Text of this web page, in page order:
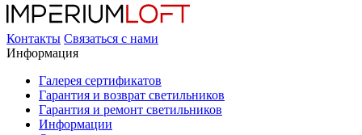
Контакты Связаться с нами
Информация
Галерея сертификатов
Гарантия и возврат светильников
Гарантия и ремонт светильников
Информации